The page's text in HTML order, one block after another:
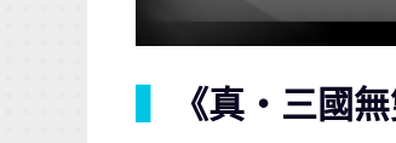
《真・三國